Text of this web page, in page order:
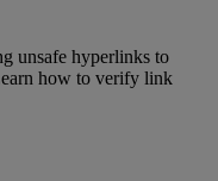
unsafe hyperlinks to
how to verify link